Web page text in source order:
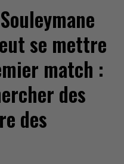
se mettre
match :
des
des